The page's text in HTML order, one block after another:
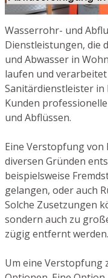
Wasserrohr- und
Dienstleistungen, die
und Abwasser in
laufen und
Sanitärdienstleister
Kunden
und Abflüssen.
Eine Verstopfung von
diversen Gründen
beispielsweise
gelangen, oder auch
Solche Zusetzungen
sondern auch zu
zügig entfernt werden.
Um eine Verstopfung